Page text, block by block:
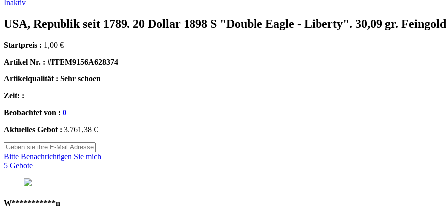
Inaktiv
USA, Republik seit 1789. 20 Dollar 1898 S "Double Eagle - Liberty". 30,09 gr. Feingold
Startpreis : 1,00 €
Artikel Nr. : #ITEM9156A628374
Artikelqualität : Sehr schoen
Zeit: :
Beobachtet von : 0
Aktuelles Gebot : 3.761,38 €
Bitte Benachrichtigen Sie mich
5 Gebote
W***********n